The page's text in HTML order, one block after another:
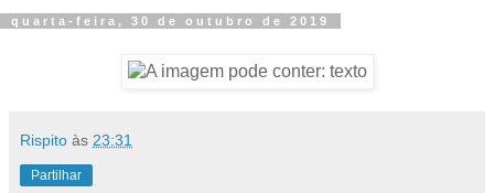
quarta-feira, 30 de outubro de 2019
Rispito às 23:31
Partilhar